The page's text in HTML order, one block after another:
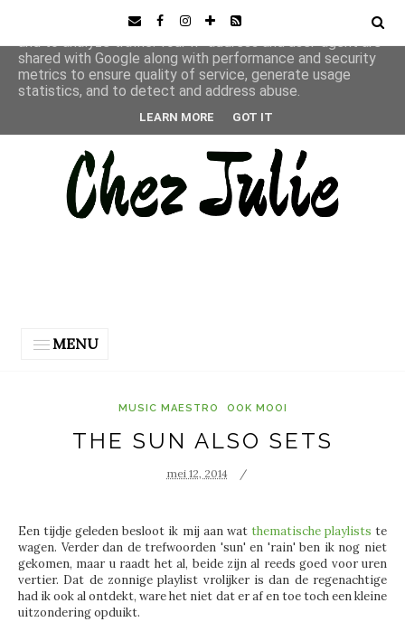
MENU
MUSIC MAESTRO OOK MOOI
THE SUN ALSO SETS
mei 12, 2014
Een tijdje geleden besloot ik mij aan wat thematische playlists te
wagen. Verder dan de trefwoorden 'sun' en 'rain' ben ik nog niet
gekomen, maar u raadt het al, beide zijn al reeds goed voor uren
vertier. Dat de zonnige playlist vrolijker is dan de regenachtige
had ik ook al ontdekt, ware het niet dat er af en toe toch een kleine
uitzondering opduikt.
This site uses cookies from Google to deliver its services
and to analyze traffic. Your IP address and user-agent are
shared with Google along with performance and security
metrics to ensure quality of service, generate usage
statistics, and to detect and address abuse.
LEARN MORE GOT IT